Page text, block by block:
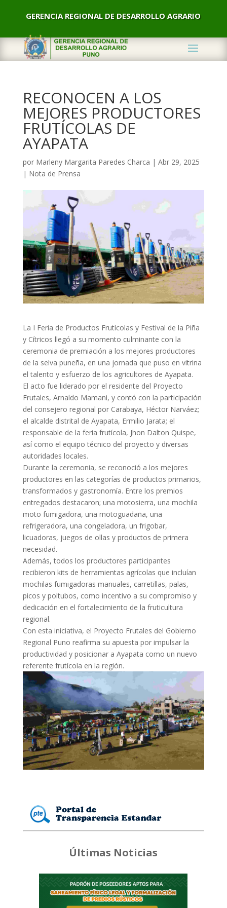
GERENCIA REGIONAL DE DESARROLLO AGRARIO
RECONOCEN A LOS
MEJORES PRODUCTORES
FRUTÍCOLAS DE
AYAPATA
por Marleny Margarita Paredes Charca | Abr 29, 2025
| Nota de Prensa
La I Feria de Productos Frutícolas y Festival de la Piña
y Cítricos llegó a su momento culminante con la
ceremonia de premiación a los mejores productores
de la selva puneña, en una jornada que puso en vitrina
el talento y esfuerzo de los agricultores de Ayapata.
El acto fue liderado por el residente del Proyecto
Frutales, Arnaldo Mamani, y contó con la participación
del consejero regional por Carabaya, Héctor Narváez;
el alcalde distrital de Ayapata, Ermilio Jarata; el
responsable de la feria frutícola, Jhon Dalton Quispe,
así como el equipo técnico del proyecto y diversas
autoridades locales.
Durante la ceremonia, se reconoció a los mejores
productores en las categorías de productos primarios,
transformados y gastronomía. Entre los premios
entregados destacaron; una motosierra, una mochila
moto fumigadora, una motoguadaña, una
refrigeradora, una congeladora, un frigobar,
licuadoras, juegos de ollas y productos de primera
necesidad.
Además, todos los productores participantes
recibieron kits de herramientas agrícolas que incluían
mochilas fumigadoras manuales, carretillas, palas,
picos y poltubos, como incentivo a su compromiso y
dedicación en el fortalecimiento de la fruticultura
regional.
Con esta iniciativa, el Proyecto Frutales del Gobierno
Regional Puno reafirma su apuesta por impulsar la
productividad y posicionar a Ayapata como un nuevo
referente frutícola en la región.
Últimas Noticias